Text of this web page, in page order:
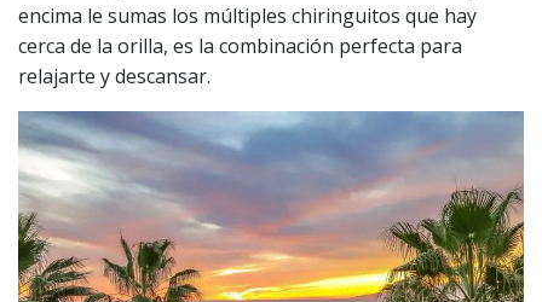
encima le sumas los múltiples chiringuitos que hay
cerca de la orilla, es la combinación perfecta para
relajarte y descansar.